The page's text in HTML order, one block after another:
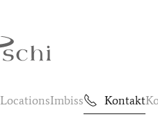
LocationsImbiss Kontakt